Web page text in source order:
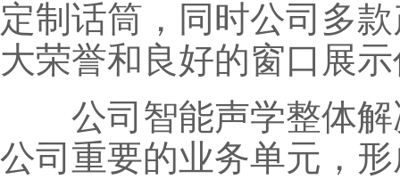
定制话筒，同时公司多
大荣誉和良好的窗口展
公司智能声学整体解
公司重要的业务单元，